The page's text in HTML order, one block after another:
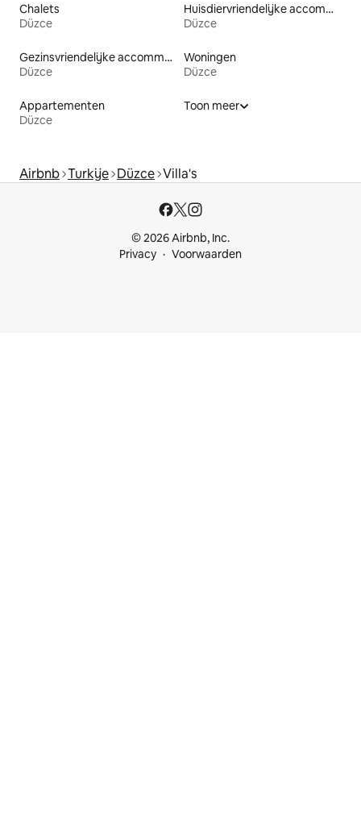
Chalets
Düzce
Huisdiervriendelijke accommodaties
Düzce
Gezinsvriendelijke accommodaties
Düzce
Woningen
Düzce
Appartementen
Düzce
Toon meer
Airbnb Turkije Düzce Villa's
© 2026 Airbnb, Inc.
Privacy
Voorwaarden